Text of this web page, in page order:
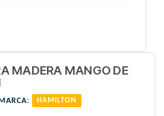
MADERA MANGO DE
: HAMILTON